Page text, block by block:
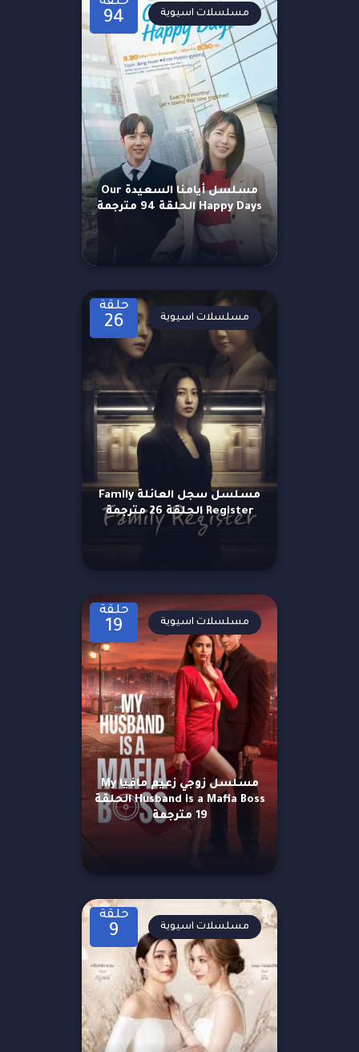
94
مسلسل أيامنا السعيدة Our
Happy Days الحلقة 94 مترجمة
مسلسلات اسيوية
حلقة
26
مسلسل سجل العائلة Family
Register الحلقة 26 مترجمة
مسلسلات اسيوية
حلقة
19
مسلسل زوجي زعيم مافيا My
Husband is a Mafia Boss الحلقة
19 مترجمة
مسلسلات اسيوية
حلقة
9 مسلسلات اسيوية